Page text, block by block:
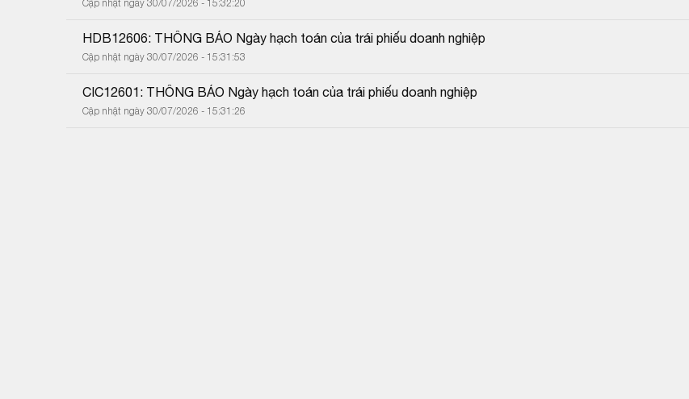
Cập nhật ngày 30/07/2026 - 15:32:20
HDB12606: THÔNG BÁO Ngày hạch toán của trái phiếu doanh nghiệp
Cập nhật ngày 30/07/2026 - 15:31:53
CIC12601: THÔNG BÁO Ngày hạch toán của trái phiếu doanh nghiệp
Cập nhật ngày 30/07/2026 - 15:31:26